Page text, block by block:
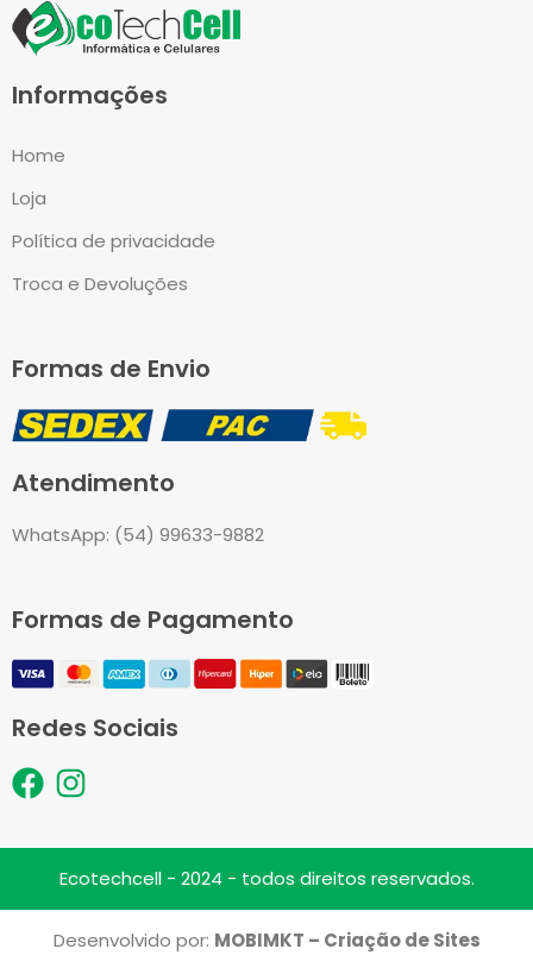
Informações
Home
Loja
Política de privacidade
Troca e Devoluções
Formas de Envio
Atendimento
WhatsApp: (54) 99633-9882
Formas de Pagamento
Redes Sociais
F
c
b
I
s
t
a
g
Ecotechcell - 2024 - todos direitos reservados.
Desenvolvido por: MOBIMKT – Criação de Sites